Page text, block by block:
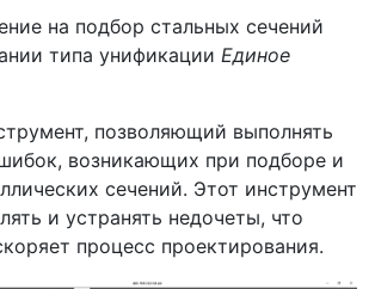
на подбор стальных сечений
типа унификации Единое
позволяющий выполнять
возникающих при подборе и
сечений. Этот инструмент
и устранять недочеты, что
процесс проектирования.